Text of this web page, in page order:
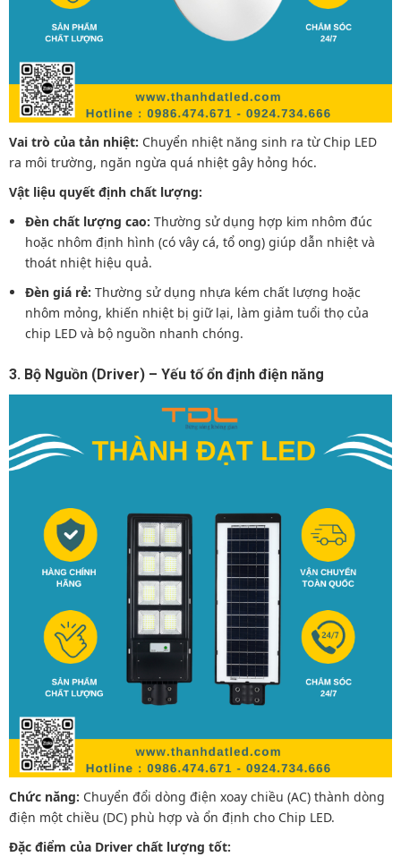
Vai trò của tản nhiệt: Chuyển nhiệt năng sinh ra từ Chip LED
ra môi trường, ngăn ngừa quá nhiệt gây hỏng hóc.
Vật liệu quyết định chất lượng:
Đèn chất lượng cao: Thường sử dụng hợp kim nhôm đúc
hoặc nhôm định hình (có vây cá, tổ ong) giúp dẫn nhiệt và
thoát nhiệt hiệu quả.
Đèn giá rẻ: Thường sử dụng nhựa kém chất lượng hoặc
nhôm mỏng, khiến nhiệt bị giữ lại, làm giảm tuổi thọ của
chip LED và bộ nguồn nhanh chóng.
3. Bộ Nguồn (Driver) – Yếu tố ổn định điện năng
Chức năng: Chuyển đổi dòng điện xoay chiều (AC) thành dòng
điện một chiều (DC) phù hợp và ổn định cho Chip LED.
Đặc điểm của Driver chất lượng tốt: